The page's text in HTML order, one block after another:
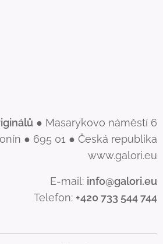
● Masarykovo náměstí 6
● 695 01 ● Česká republika
www.galori.eu
E-mail: info@galori.eu
Telefon: +420 733 544 744